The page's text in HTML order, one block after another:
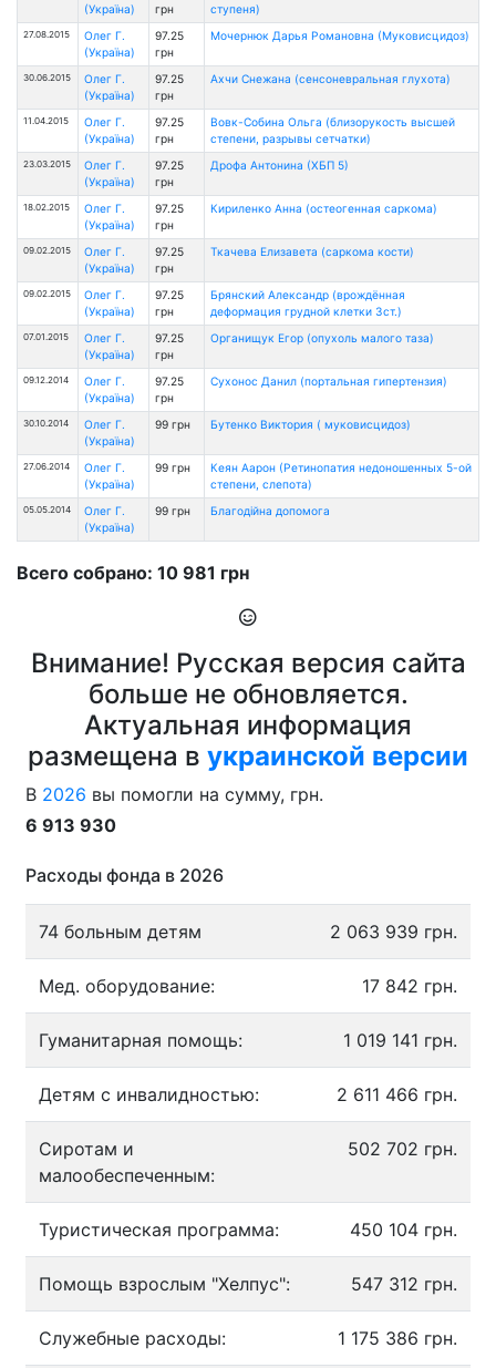
(Україна)
грн
ступеня)
27.08.2015
Олег Г.
(Україна)
97.25
грн
Мочернюк Дарья Романовна (Муковисцидоз)
30.06.2015
Олег Г.
(Україна)
97.25
грн
Ахчи Снежана (сенсоневральная глухота)
11.04.2015
Олег Г.
(Україна)
97.25
грн
Вовк-Собина Ольга (близорукость высшей
степени, разрывы сетчатки)
23.03.2015
Олег Г.
(Україна)
97.25
грн
Дрофа Антонина (ХБП 5)
18.02.2015
Олег Г.
(Україна)
97.25
грн
Кириленко Анна (остеогенная саркома)
09.02.2015
Олег Г.
(Україна)
97.25
грн
Ткачева Елизавета (саркома кости)
09.02.2015
Олег Г.
(Україна)
97.25
грн
Брянский Александр (врождённая
деформация грудной клетки 3ст.)
07.01.2015
Олег Г.
(Україна)
97.25
грн
Органищук Егор (опухоль малого таза)
09.12.2014
Олег Г.
(Україна)
97.25
грн
Сухонос Данил (портальная гипертензия)
30.10.2014
Олег Г.
(Україна)
99 грн Бутенко Виктория ( муковисцидоз)
27.06.2014
Олег Г.
(Україна)
99 грн
Кеян Аарон (Ретинопатия недоношенных 5-ой
степени, слепота)
05.05.2014
Олег Г.
(Україна)
99 грн Благодійна допомога
Всего собрано: 10 981 грн
Внимание! Русская версия сайта
больше не обновляется.
Актуальная информация
размещена в украинской версии
В 2026 вы помогли на сумму, грн.
6 913 930
Расходы фонда в 2026
74 больным детям 2 063 939 грн.
Мед. оборудование: 17 842 грн.
Гуманитарная помощь: 1 019 141 грн.
Детям с инвалидностью: 2 611 466 грн.
Сиротам и
малообеспеченным:
502 702 грн.
Туристическая программа: 450 104 грн.
Помощь взрослым "Хелпус": 547 312 грн.
Служебные расходы: 1 175 386 грн.